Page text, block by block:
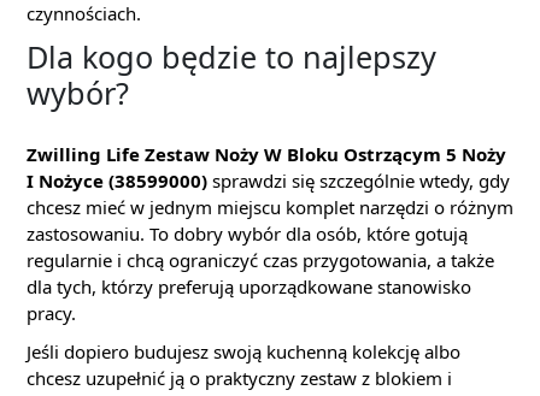
czynnościach.
Dla kogo będzie to najlepszy
wybór?
Zwilling Life Zestaw Noży W Bloku Ostrzącym 5 Noży
I Nożyce (38599000) sprawdzi się szczególnie wtedy, gdy
chcesz mieć w jednym miejscu komplet narzędzi o różnym
zastosowaniu. To dobry wybór dla osób, które gotują
regularnie i chcą ograniczyć czas przygotowania, a także
dla tych, którzy preferują uporządkowane stanowisko
pracy.
Jeśli dopiero budujesz swoją kuchenną kolekcję albo
chcesz uzupełnić ją o praktyczny zestaw z blokiem i